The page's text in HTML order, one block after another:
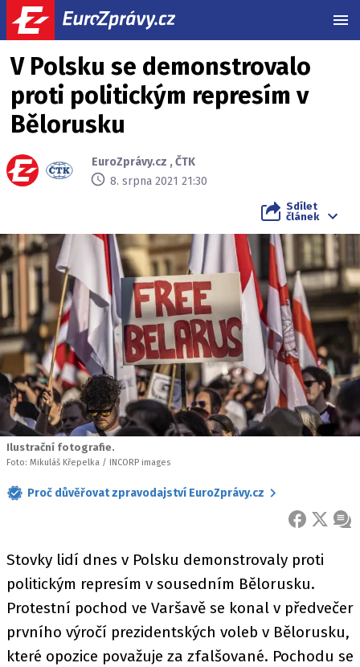
V Polsku se demonstrovalo
proti politickým represím v
Bělorusku
EuroZprávy.cz ,ČTK
8. srpna 2021 21:30
Sdílet
článek
Ilustrační fotografie.
Foto: Mikuláš Křepelka / INCORP images
Proč důvěřovat zpravodajství EuroZprávy.cz
FACEBOOK
X
Stovky lidí dnes v Polsku demonstrovaly proti
politickým represím v sousedním Bělorusku.
Protestní pochod ve Varšavě se konal v předvečer
prvního výročí prezidentských voleb v Bělorusku,
které opozice považuje za zfalšované. Pochodu se